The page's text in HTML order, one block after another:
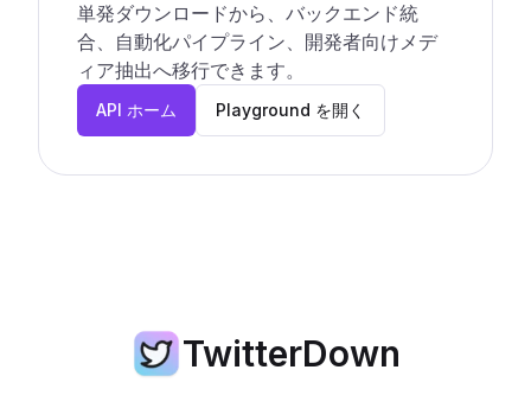
単発ダウンロードから、バックエンド統
合、自動化パイプライン、開発者向けメデ
ィア抽出へ移行できます。
API ホーム Playground を開く
TwitterDown